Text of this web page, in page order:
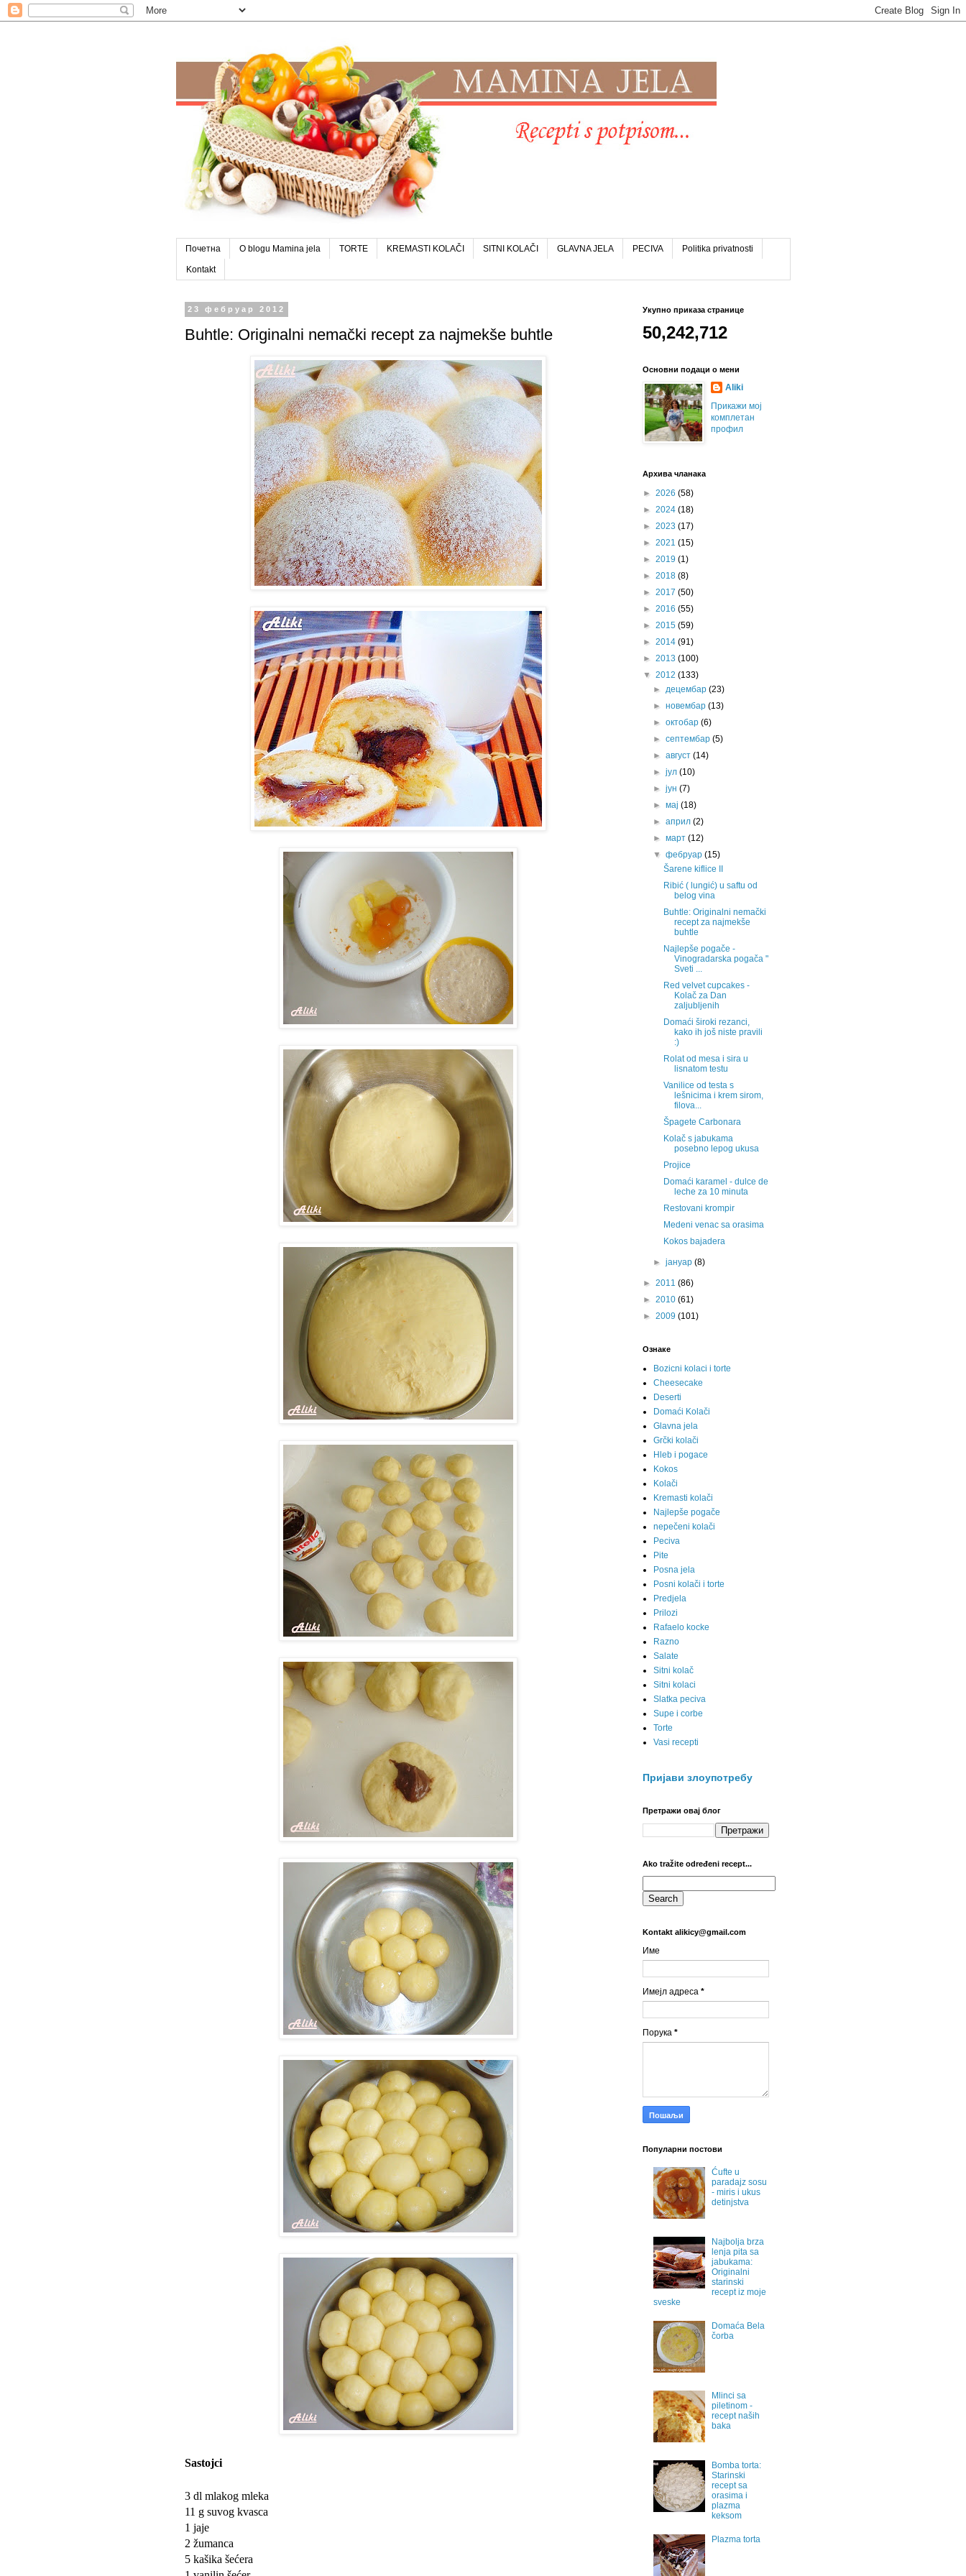
Почетна O blogu Mamina jela TORTE KREMASTI KOLAČI SITNI KOLAČI GLAVNA JELA PECIVA Politika privatnosti
Kontakt
23 фебруар 2012
Buhtle: Originalni nemački recept za najmekše buhtle
Sastojci
3 dl mlakog mleka
11 g suvog kvasca
1 jaje
2 žumanca
5 kašika šećera
Укупно приказа странице
50,242,712
Основни подаци о мени
Aliki
Прикажи мој
комплетан
профил
Архива чланака
► 2026 (58)
► 2024 (18)
► 2023 (17)
► 2021 (15)
► 2019 (1)
► 2018 (8)
► 2017 (50)
► 2016 (55)
► 2015 (59)
► 2014 (91)
► 2013 (100)
▼ 2012 (133)
► децембар (23)
► новембар (13)
► октобар (6)
► септембар (5)
► август (14)
► јул (10)
► јун (7)
► мај (18)
► април (2)
► март (12)
▼ фебруар (15)
Šarene kiflice II
Ribić ( lungić) u saftu od
belog vina
Buhtle: Originalni nemački
recept za najmekše
buhtle
Najlepše pogače -
Vinogradarska pogača "
Sveti ...
Red velvet cupcakes -
Kolač za Dan
zaljubljenih
Domaći široki rezanci,
kako ih još niste pravili
:)
Rolat od mesa i sira u
lisnatom testu
Vanilice od testa s
lešnicima i krem sirom,
filova...
Špagete Carbonara
Kolač s jabukama
posebno lepog ukusa
Projice
Domaći karamel - dulce de
leche za 10 minuta
Restovani krompir
Medeni venac sa orasima
Kokos bajadera
► јануар (8)
► 2011 (86)
► 2010 (61)
► 2009 (101)
Ознаке
Bozicni kolaci i torte
Cheesecake
Deserti
Domaći Kolači
Glavna jela
Grčki kolači
Hleb i pogace
Kokos
Kolači
Kremasti kolači
Najlepše pogače
nepečeni kolači
Peciva
Pite
Posna jela
Posni kolači i torte
Predjela
Prilozi
Rafaelo kocke
Razno
Salate
Sitni kolač
Sitni kolaci
Slatka peciva
Supe i corbe
Torte
Vasi recepti
Пријави злоупотребу
Претражи овај блог
Ako tražite određeni recept...
Kontakt alikicy@gmail.com
Име
Имејл адреса *
Порука *
Популарни постови
Ćufte u
paradajz sosu
- miris i ukus
detinjstva
Najbolja brza
lenja pita sa
jabukama:
Originalni
starinski
recept iz moje
sveske
Domaća Bela
čorba
Mlinci sa
piletinom -
recept naših
baka
Bomba torta:
Starinski
recept sa
orasima i
plazma
keksom
Plazma torta